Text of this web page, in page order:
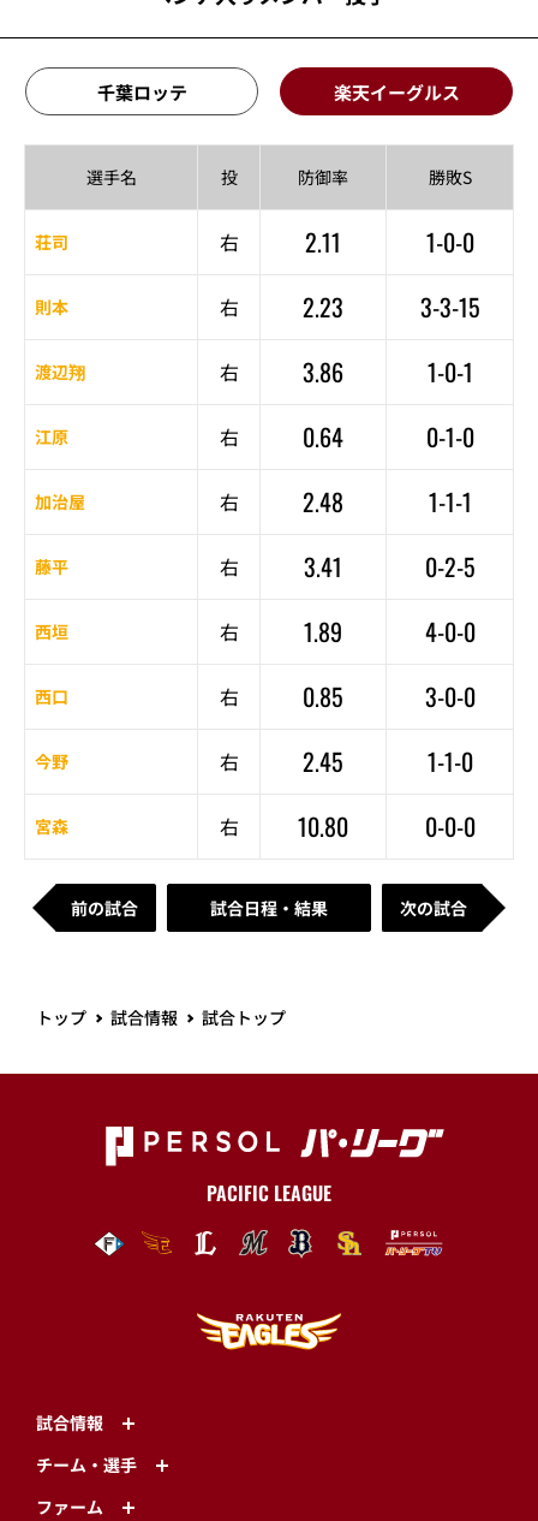
千葉ロッテ 楽天イーグルス
選手名 投 防御率 勝敗S
荘司 右 2.11 1-0-0
則本 右 2.23 3-3-15
渡辺翔 右 3.86 1-0-1
江原 右 0.64 0-1-0
加治屋 右 2.48 1-1-1
藤平 右 3.41 0-2-5
西垣 右 1.89 4-0-0
西口 右 0.85 3-0-0
今野 右 2.45 1-1-0
宮森 右 10.80 0-0-0
前の試合 試合日程・結果 次の試合
トップ 試合情報 試合トップ
PACIFIC LEAGUE
試合情報
チーム・選手
ファーム